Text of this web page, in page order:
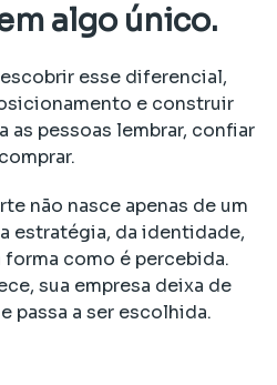
algo único.
esse diferencial,
e construir
as pessoas lembrar, confiar
não nasce apenas de um
estratégia, da identidade,
como é percebida.
sua empresa deixa de
passa a ser escolhida.